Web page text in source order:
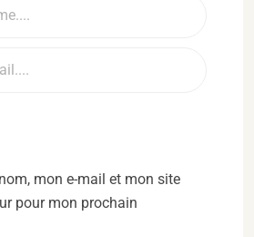
mon e-mail et mon site
pour mon prochain